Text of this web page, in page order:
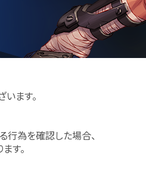
ます。
行為を確認した場合、
す。